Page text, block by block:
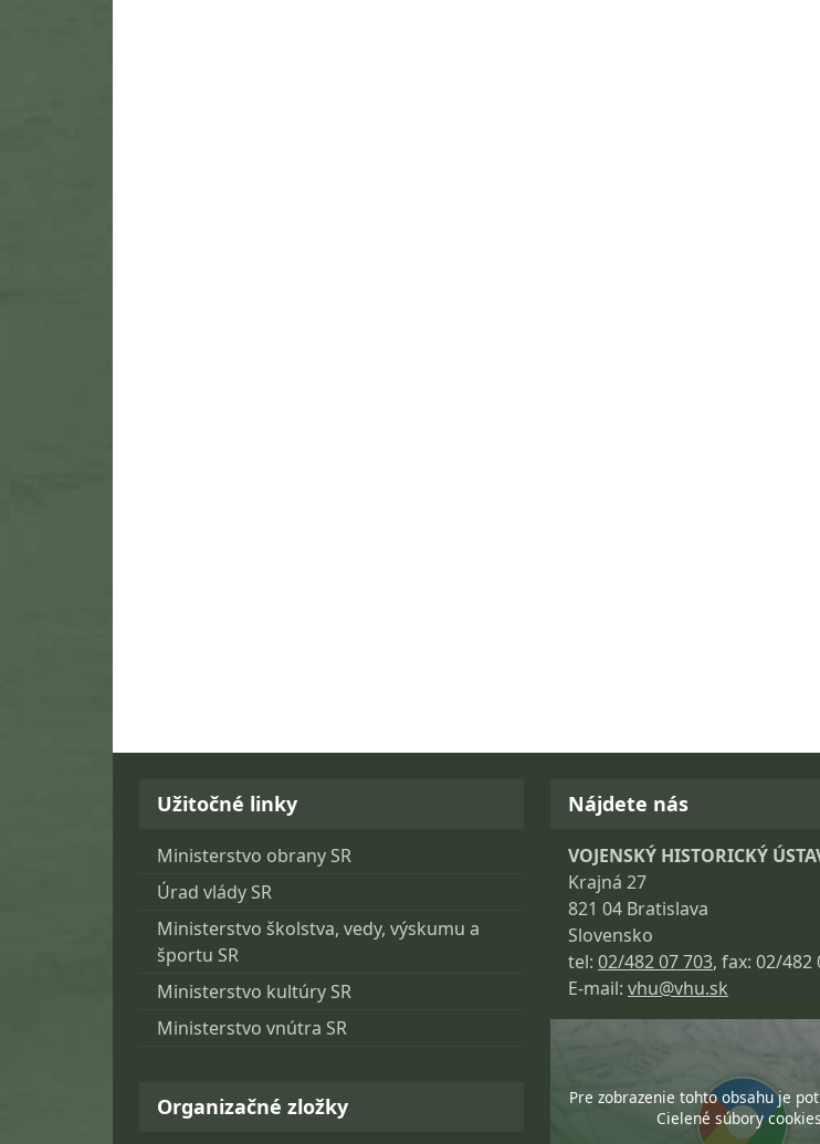
Užitočné linky
Ministerstvo obrany SR
Úrad vlády SR
Ministerstvo školstva, vedy, výskumu a
športu SR
Ministerstvo kultúry SR
Ministerstvo vnútra SR
Organizačné zložky
Nájdete nás
VOJENSKÝ HISTORICKÝ
Krajná 27
821 04 Bratislava
Slovensko
tel: 02/482 07 703, fax: 02/482
E-mail: vhu@vhu.sk
Pre zobrazenie tohto obsahu je
Cielené súbory